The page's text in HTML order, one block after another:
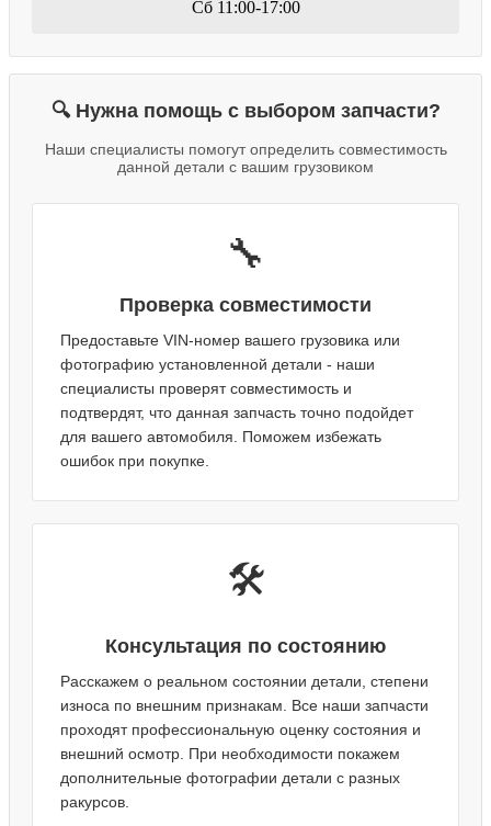
Сб 11:00-17:00
🔍 Нужна помощь с выбором запчасти?
Наши специалисты помогут определить совместимость
данной детали с вашим грузовиком
🔧
Проверка совместимости
Предоставьте VIN-номер вашего грузовика или
фотографию установленной детали - наши
специалисты проверят совместимость и
подтвердят, что данная запчасть точно подойдет
для вашего автомобиля. Поможем избежать
ошибок при покупке.
🛠️
Консультация по состоянию
Расскажем о реальном состоянии детали, степени
износа по внешним признакам. Все наши запчасти
проходят профессиональную оценку состояния и
внешний осмотр. При необходимости покажем
дополнительные фотографии детали с разных
ракурсов.